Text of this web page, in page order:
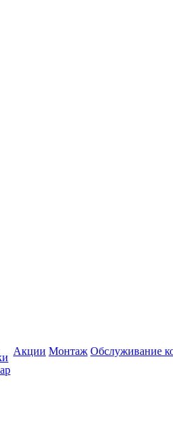
Акции Монтаж Обслуживание